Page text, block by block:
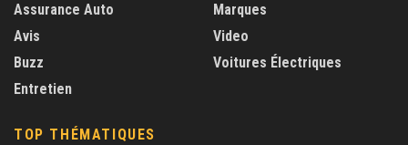
Assurance Auto
Avis
Buzz
Entretien
Marques
Video
Voitures Électriques
TOP THÉMATIQUES